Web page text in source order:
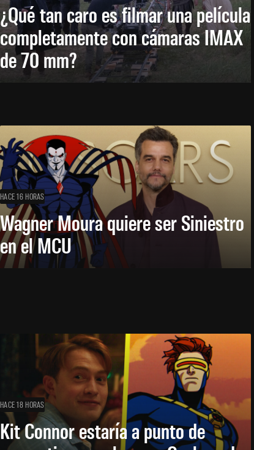
¿Qué tan caro es filmar una película
completamente con cámaras IMAX
de 70 mm?
HACE 16 HORAS
Wagner Moura quiere ser Siniestro
en el MCU
HACE 18 HORAS
Kit Connor estaría a punto de